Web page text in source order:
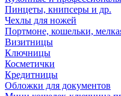
Пинцеты, книпсеры и др.
Чехлы для ножей
Портмоне, кошельки,
Визитницы
Ключницы
Косметички
Кредитницы
Обложки для документов